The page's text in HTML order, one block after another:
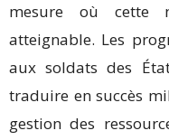
mesure où cette
atteignable. Les
aux soldats des
traduire en succès
gestion des